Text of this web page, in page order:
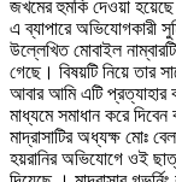
জখমের হুমকি দেওয়া
এ ব্যাপারে অভিযোগকারী
উল্লেখিত মোবাইল
গেছে। বিষয়টি নিয়ে তার
আবার আমি এটি প্রত্যাহার
মাধ্যমে সমাধান করে
মাদ্রাসাটির অধ্যক্ষ মোঃ
হয়রানির অভিযোগে ওই